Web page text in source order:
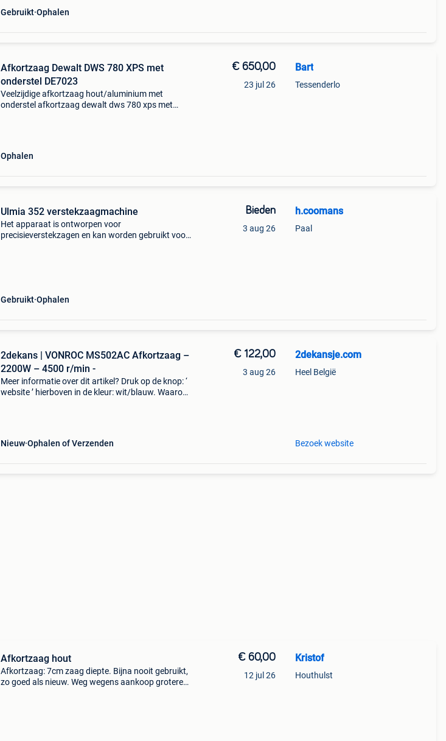
Gebruikt Ophalen
Afkortzaag Dewalt DWS 780 XPS met
onderstel DE7023
Veelzijdige afkortzaag hout/aluminium met
onderstel afkortzaag dewalt dws 780 xps met
Ophalen
€ 650,00
23 jul 26
Bart
Tessenderlo
Ulmia 352 verstekzaagmachine
Het apparaat is ontworpen voor
precisieverstekzagen en kan worden gebruikt voor
Gebruikt Ophalen
Bieden
3 aug 26
h.coomans
Paal
2dekans | VONROC MS502AC Afkortzaag –
2200W – 4500 r/min -
Meer informatie over dit artikel? Druk op de knop: ‘
website ’ hierboven in de kleur: wit/blauw. Waarom
Nieuw Ophalen of Verzenden
€ 122,00
3 aug 26
2dekansje.com
Heel België
Bezoek website
Afkortzaag hout
Afkortzaag: 7cm zaag diepte. Bijna nooit gebruikt,
zo goed als nieuw. Weg wegens aankoop grotere
€ 60,00
12 jul 26
Kristof
Houthulst